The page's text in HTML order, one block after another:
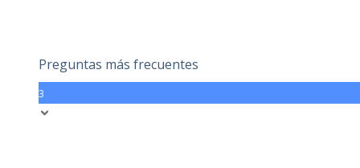
Preguntas más frecuentes
3